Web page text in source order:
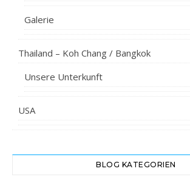
Galerie
Thailand – Koh Chang / Bangkok
Unsere Unterkunft
USA
BLOG KATEGORIEN